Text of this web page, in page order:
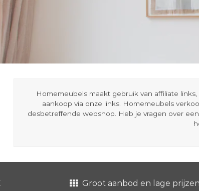
Homemeubels maakt gebruik van affiliate
aankoop via onze links. Homemeubels
desbetreffende webshop. Heb je vragen over
Groot aanbod en lage prijzen